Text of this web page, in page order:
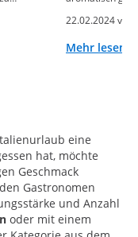
22.02.2024 von
Mehr lesen
eine
hat, möchte
Geschmack
Gastronomen
und Anzahl
oder mit einem